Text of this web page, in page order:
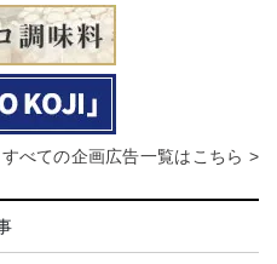
すべての企画広告一覧はこちら >